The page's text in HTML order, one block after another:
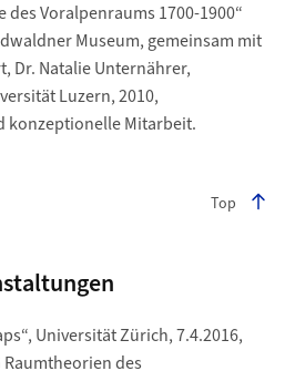
Voralpenraums 1700-1900“
Museum, gemeinsam mit
Dr. Natalie Unternährer,
Luzern, 2010,
konzeptionelle Mitarbeit.
Top
Universität Zürich, 7.4.2016,
des